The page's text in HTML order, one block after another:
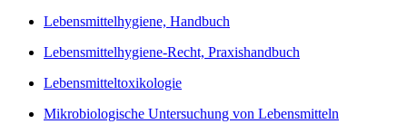
Lebensmittelhygiene, Handbuch
Lebensmittelhygiene-Recht, Praxishandbuch
Lebensmitteltoxikologie
Mikrobiologische Untersuchung von Lebensmitteln